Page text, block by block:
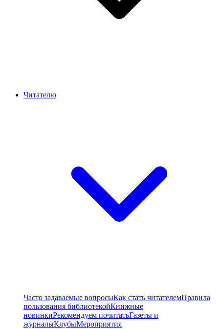
Читателю
Часто задаваемые вопросыКак стать читателемПравила
пользования библиотекойКнижные
новинкиРекомендуем почитатьГазеты и
журналыКлубыМероприятия